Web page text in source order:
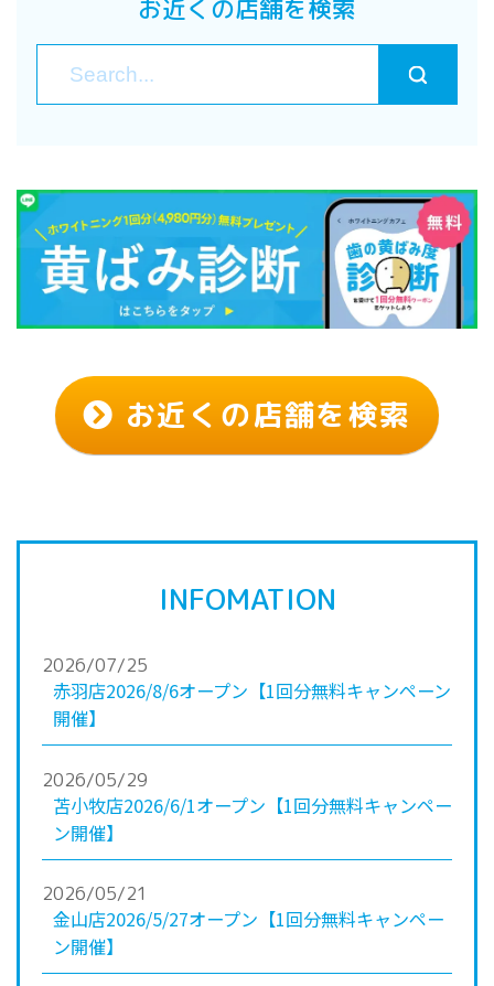
お近くの店舗を検索
お近くの店舗を検索
INFOMATION
2026/07/25
赤羽店2026/8/6オープン【1回分無料キャンペーン
開催】
2026/05/29
苫小牧店2026/6/1オープン【1回分無料キャンペー
ン開催】
2026/05/21
金山店2026/5/27オープン【1回分無料キャンペー
ン開催】